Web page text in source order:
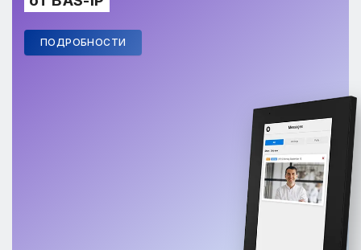
ПОДРОБНОСТИ